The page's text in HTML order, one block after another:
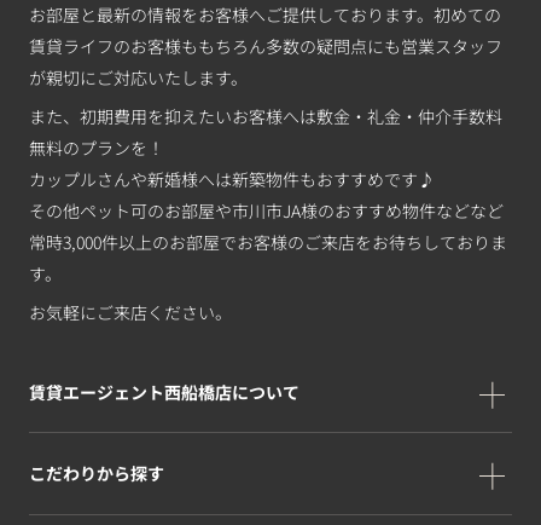
お部屋と最新の情報をお客様へご提供しております。初めての
賃貸ライフのお客様ももちろん多数の疑問点にも営業スタッフ
が親切にご対応いたします。
また、初期費用を抑えたいお客様へは敷金・礼金・仲介手数料
無料のプランを！
カップルさんや新婚様へは新築物件もおすすめです♪
その他ペット可のお部屋や市川市JA様のおすすめ物件などなど
常時3,000件以上のお部屋でお客様のご来店をお待ちしておりま
す。
お気軽にご来店ください。
賃貸エージェント西船橋店について
こだわりから探す